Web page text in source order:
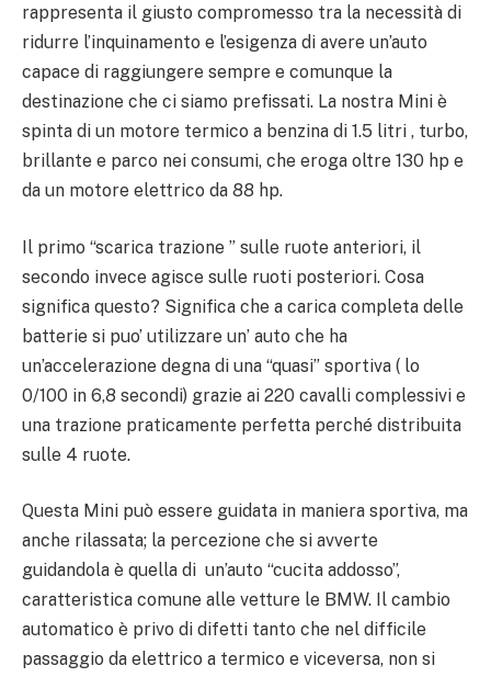
rappresenta il giusto compromesso tra la necessità di
ridurre l’inquinamento e l’esigenza di avere un’auto
capace di raggiungere sempre e comunque la
destinazione che ci siamo prefissati. La nostra Mini è
spinta di un motore termico a benzina di 1.5 litri , turbo,
brillante e parco nei consumi, che eroga oltre 130 hp e
da un motore elettrico da 88 hp.
Il primo “scarica trazione ” sulle ruote anteriori, il
secondo invece agisce sulle ruoti posteriori. Cosa
significa questo? Significa che a carica completa delle
batterie si puo’ utilizzare un’ auto che ha
un’accelerazione degna di una “quasi” sportiva ( lo
0/100 in 6,8 secondi) grazie ai 220 cavalli complessivi e
una trazione praticamente perfetta perché distribuita
sulle 4 ruote.
Questa Mini può essere guidata in maniera sportiva, ma
anche rilassata; la percezione che si avverte
guidandola è quella di un’auto “cucita addosso”,
caratteristica comune alle vetture le BMW. Il cambio
automatico è privo di difetti tanto che nel difficile
passaggio da elettrico a termico e viceversa, non si